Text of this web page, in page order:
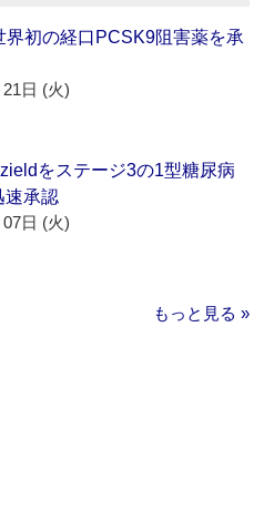
界初の経口PCSK9阻害薬を承
日 (火)
をステージ3の1型糖尿病
速承認
日 (火)
もっと見る »